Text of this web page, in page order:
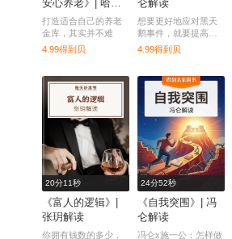
安心养老》| 哈希
解读
打造适合自己的养老
金库，其实并不难
4.99得到贝
仑解读
想要更好地应对黑天
鹅事件，就要提高自
己的反脆弱性。
4.99得到贝
20分11秒
《富人的逻辑》|
张玥解读
你拥有钱数的多少，
24分52秒
《自我突围》| 冯
仑解读
冯仑x施一公：怎样做